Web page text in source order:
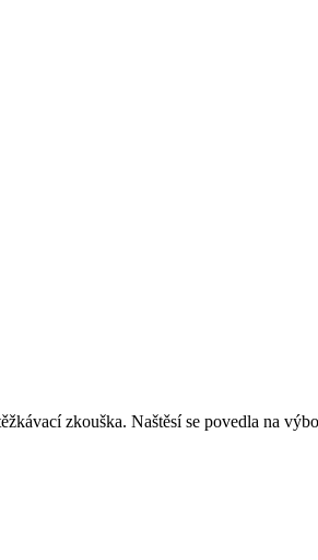
zkouška. Naštěsí se povedla na